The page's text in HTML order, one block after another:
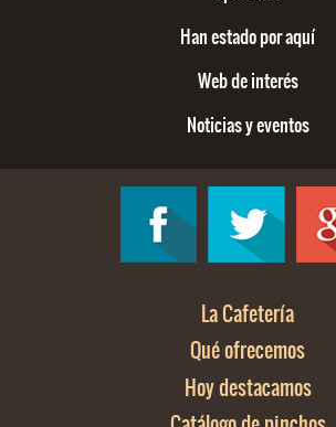
Han estado por aquí
Web de interés
Noticias y eventos
La Cafetería
Qué ofrecemos
Hoy destacamos